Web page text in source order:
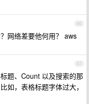
66
网络差要他何用？ aws
67
题、Count 以及搜索的那
如，表格标题字体过大，